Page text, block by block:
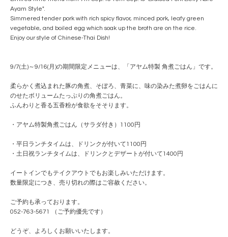
Ayam Style".
Simmered tender pork with rich spicy flavor, minced pork, leafy green
vegetable, and boiled egg which soak up the broth are on the rice.
Enjoy our style of Chinese-Thai Dish!
9/7(土)～9/16(月)の期間限定メニューは、「アヤム特製 角煮ごはん」です。
柔らかく煮込まれた豚の角煮、そぼろ、青菜に、味の染みた煮卵をごはんに
のせたボリュームたっぷりの角煮ごはん。
ふんわりと香る五香粉が食欲をそそります。
・アヤム特製角煮ごはん（サラダ付き）1100円
・平日ランチタイムは、ドリンクが付いて1100円
・土日祝ランチタイムは、ドリンクとデザートが付いて1400円
イートインでもテイクアウトでもお楽しみいただけます。
数量限定につき、売り切れの際はご容赦ください。
ご予約も承っております。
052-763-5671 （ご予約優先です）
どうぞ、よろしくお願いいたします。